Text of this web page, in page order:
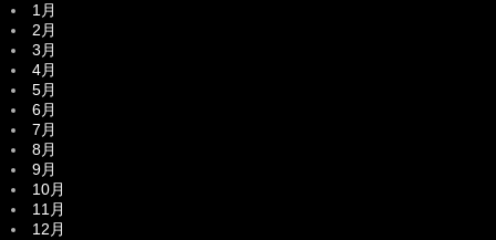
1月
2月
3月
4月
5月
6月
7月
8月
9月
10月
11月
12月